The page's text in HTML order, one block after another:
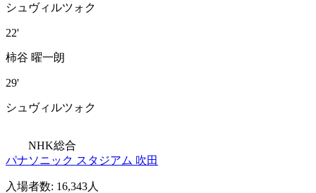
シュヴィルツォク
22'
柿谷 曜一朗
29'
シュヴィルツォク
NHK総合
パナソニック スタジアム 吹田
入場者数: 16,343人